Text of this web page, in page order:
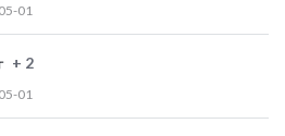
05-01
+ 2
05-01